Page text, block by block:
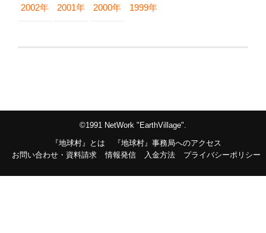
2002年 2001年 2000年 1999年
©1991 NetWork "EarthVillage".
『地球村』とは
『地球村』事務局へのアクセス
お問い合わせ・資料請求
情報発信 入金方法 プライバシーポリシー